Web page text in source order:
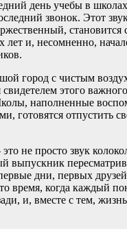
день учебы в
звонок. Этот
становится
лет и, несомненно,
город с чистым
свидетелем этого
наполненные
готовятся отпустить
не просто звук
выпускник
дни, первых
время, когда каждый
и, вместе с тем,